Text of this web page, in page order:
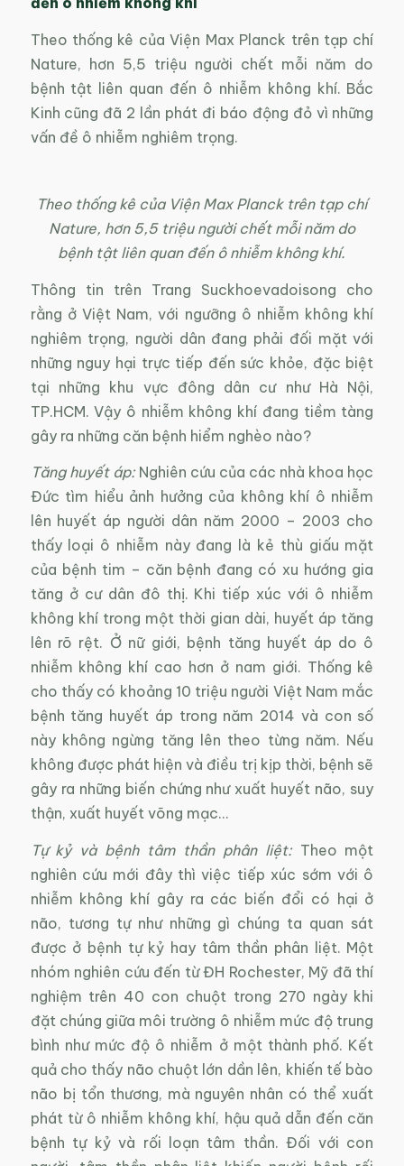
Theo thống kê của Viện Max Planck trên tạp chí
Nature, hơn 5,5 triệu người chết mỗi năm do
bệnh tật liên quan đến ô nhiễm không khí. Bắc
Kinh cũng đã 2 lần phát đi báo động đỏ vì những
vấn đề ô nhiễm nghiêm trọng.
Theo thống kê của Viện Max Planck trên tạp chí
Nature, hơn 5,5 triệu người chết mỗi năm do
bệnh tật liên quan đến ô nhiễm không khí.
Thông tin trên Trang Suckhoevadoisong cho
rằng ở Việt Nam, với ngưỡng ô nhiễm không khí
nghiêm trọng, người dân đang phải đối mặt với
những nguy hại trực tiếp đến sức khỏe, đặc biệt
tại những khu vực đông dân cư như Hà Nội,
TP.HCM. Vậy ô nhiễm không khí đang tiềm tàng
gây ra những căn bệnh hiểm nghèo nào?
Tăng huyết áp:Nghiên cứu của các nhà khoa học
Đức tìm hiểu ảnh hưởng của không khí ô nhiễm
lên huyết áp người dân năm 2000 – 2003 cho
thấy loại ô nhiễm này đang là kẻ thù giấu mặt
của bệnh tim – căn bệnh đang có xu hướng gia
tăng ở cư dân đô thị. Khi tiếp xúc với ô nhiễm
không khí trong một thời gian dài, huyết áp tăng
lên rõ rệt. Ở nữ giới, bệnh tăng huyết áp do ô
nhiễm không khí cao hơn ở nam giới. Thống kê
cho thấy có khoảng 10 triệu người Việt Nam mắc
bệnh tăng huyết áp trong năm 2014 và con số
này không ngừng tăng lên theo từng năm. Nếu
không được phát hiện và điều trị kịp thời, bệnh sẽ
gây ra những biến chứng như xuất huyết não, suy
thận, xuất huyết võng mạc…
Tự kỷ và bệnh tâm thần phân liệt:Theo một
nghiên cứu mới đây thì việc tiếp xúc sớm với ô
nhiễm không khí gây ra các biến đổi có hại ở
não, tương tự như những gì chúng ta quan sát
được ở bệnh tự kỷ hay tâm thần phân liệt. Một
nhóm nghiên cứu đến từ ĐH Rochester, Mỹ đã thí
nghiệm trên 40 con chuột trong 270 ngày khi
đặt chúng giữa môi trường ô nhiễm mức độ trung
bình như mức độ ô nhiễm ở một thành phố. Kết
quả cho thấy não chuột lớn dần lên, khiến tế bào
não bị tổn thương, mà nguyên nhân có thể xuất
phát từ ô nhiễm không khí, hậu quả dẫn đến căn
bệnh tự kỷ và rối loạn tâm thần. Đối với con